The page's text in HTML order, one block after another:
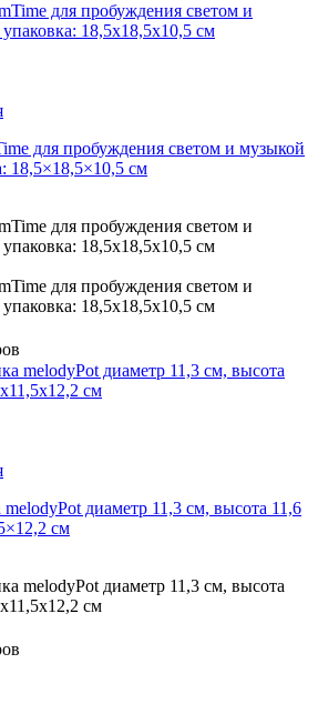
для пробуждения светом и музыкой
18,5×18,5×10,5 см
диаметр 11,3 см, высота 11,6
см